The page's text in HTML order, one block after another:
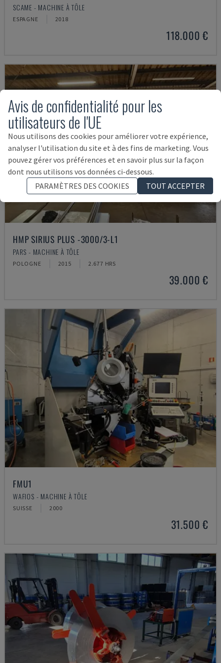
SCAME - MACHINE À TÔLE
ESPAGNE 2018
118.000 €
HMP SIRIUS PLUS -3000/3-L1
PARS - MACHINE À TÔLE
POLOGNE 2015 2.677 HRS
39.000 €
FMU1
WAFIOS - MACHINE À TÔLE
SUISSE 2000
31.500 €
Avis de confidentialité pour les
utilisateurs de l'UE
Nous utilisons des cookies pour améliorer votre expérience,
analyser l'utilisation du site et à des fins de marketing. Vous
pouvez gérer vos préférences et en savoir plus sur la façon
dont nous utilisons vos données ci-dessous.
PARAMÈTRES DES COOKIES
TOUT ACCEPTER